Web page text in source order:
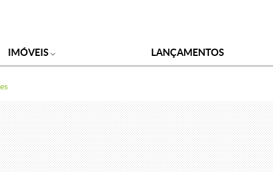
IMÓVEIS LANÇAMENTOS